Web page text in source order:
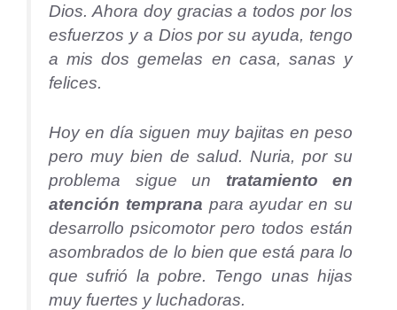
Dios. Ahora doy gracias a todos por los
esfuerzos y a Dios por su ayuda, tengo
a mis dos gemelas en casa, sanas y
felices.
Hoy en día siguen muy bajitas en peso
pero muy bien de salud. Nuria, por su
problema sigue un tratamiento en
atención temprana para ayudar en su
desarrollo psicomotor pero todos están
asombrados de lo bien que está para lo
que sufrió la pobre. Tengo unas hijas
muy fuertes y luchadoras.